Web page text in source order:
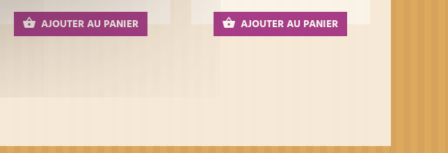
AJOUTER AU PANIER AJOUTER AU PANIER